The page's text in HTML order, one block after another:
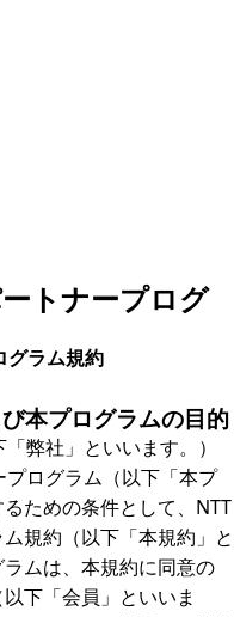
トナープログ
グラム規約
本プログラムの目的
弊社」といいます。）
ログラム（以下「本プ
ための条件として、NTT
規約（以下「本規約」と
ムは、本規約に同意の
下「会員」といいま